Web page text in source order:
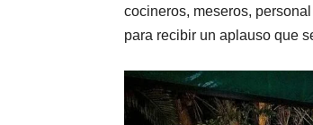
cocineros, meseros,
para recibir un aplauso que